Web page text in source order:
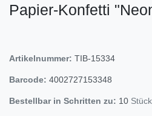
Papier-Konfetti
Artikelnummer: TIB-15334
Barcode: 4002727153348
Bestellbar in Schritten zu: 10 Stück